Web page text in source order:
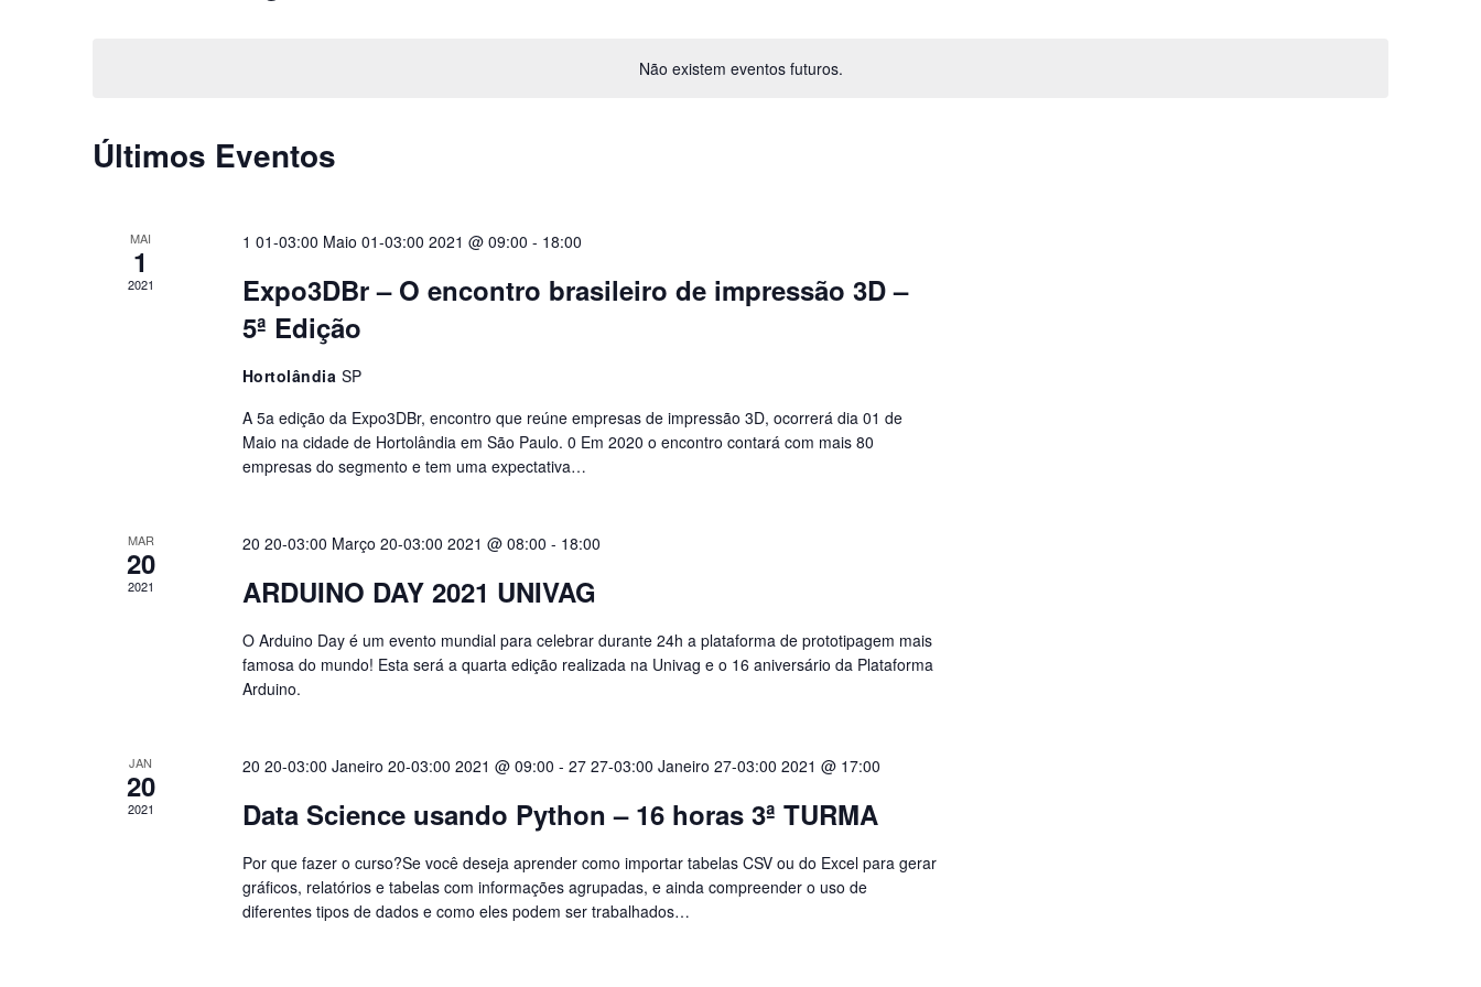
Não existem eventos futuros.
Calendário
Eventos
Últimos Eventos
MAI
1
2021
1 01-03:00 Maio 01-03:00 2021 @ 09:00 - 18:00
Expo3DBr – O encontro brasileiro de impressão 3D –
5ª Edição
Hortolândia SP
A 5a edição da Expo3DBr, encontro que reúne empresas de impressão 3D, ocorrerá dia 01 de
Maio na cidade de Hortolândia em São Paulo. 0 Em 2020 o encontro contará com mais 80
empresas do segmento e tem uma expectativa…
MAR
20
2021
20 20-03:00 Março 20-03:00 2021 @ 08:00 - 18:00
ARDUINO DAY 2021 UNIVAG
O Arduino Day é um evento mundial para celebrar durante 24h a plataforma de prototipagem mais
famosa do mundo! Esta será a quarta edição realizada na Univag e o 16 aniversário da Plataforma
Arduino.
JAN
20
2021
20 20-03:00 Janeiro 20-03:00 2021 @ 09:00 - 27 27-03:00 Janeiro 27-03:00 2021 @ 17:00
Data Science usando Python – 16 horas 3ª TURMA
Por que fazer o curso?Se você deseja aprender como importar tabelas CSV ou do Excel para gerar
gráficos, relatórios e tabelas com informações agrupadas, e ainda compreender o uso de
diferentes tipos de dados e como eles podem ser trabalhados…